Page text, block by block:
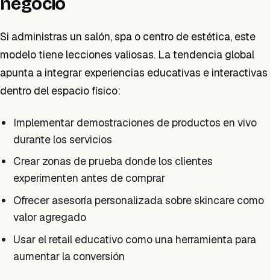
Si administras un salón, spa o centro de estética, este
modelo tiene lecciones valiosas. La tendencia global
apunta a integrar experiencias educativas e interactivas
dentro del espacio físico:
Implementar demostraciones de productos en vivo
durante los servicios
Crear zonas de prueba donde los clientes
experimenten antes de comprar
Ofrecer asesoría personalizada sobre skincare como
valor agregado
Usar el retail educativo como una herramienta para
aumentar la conversión